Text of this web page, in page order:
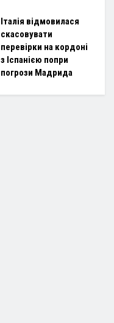
Італія відмовилася
скасовувати
перевірки на кордоні
з Іспанією попри
погрози Мадрида